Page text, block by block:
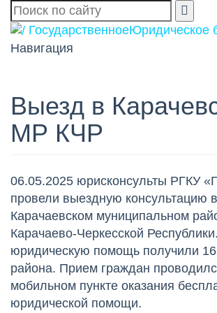

ГосударственноеЮридическое
Навигация
Выезд в
МР КЧР
06.05.2025 юрисконсульты РГКУ
провели выездную консультацию в
Карачаевском муниципальном
Карачаево-Черкесской
юридическую помощь получили
района. Прием граждан
мобильном пункте оказания
юридической помощи.